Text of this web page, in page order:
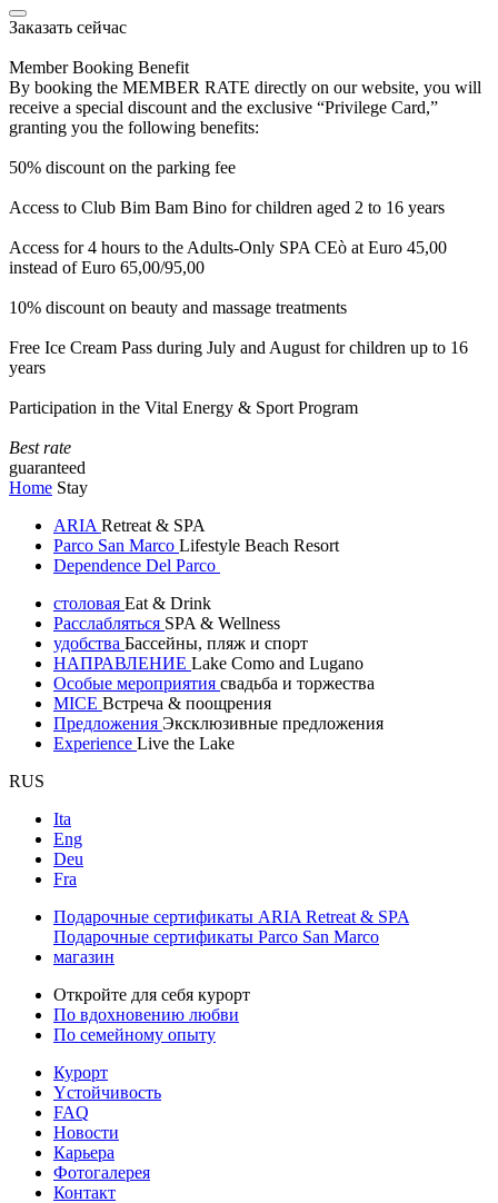
Заказать сейчас
Member Booking Benefit
By booking the MEMBER RATE directly on our website, you will
receive a special discount and the exclusive “Privilege Card,”
granting you the following benefits:
50% discount on the parking fee
Access to Club Bim Bam Bino for children aged 2 to 16 years
Access for 4 hours to the Adults-Only SPA CEò at Euro 45,00
instead of Euro 65,00/95,00
10% discount on beauty and massage treatments
Free Ice Cream Pass during July and August for children up to 16
years
Participation in the Vital Energy & Sport Program
Best rate
guaranteed
Home Stay
ARIA Retreat & SPA
Parco San Marco Lifestyle Beach Resort
Dependence Del Parco
столовая Eat & Drink
Расслабляться SPA & Wellness
удобства Бассейны, пляж и спорт
НАПРАВЛЕНИЕ Lake Como and Lugano
Особые мероприятия свадьба и торжества
MICE Встреча & поощрения
Предложения Эксклюзивные предложения
Experience Live the Lake
RUS
Ita
Eng
Deu
Fra
Подарочные сертификаты ARIA Retreat & SPA
Подарочные сертификаты Parco San Marco
магазин
Откройте для себя курорт
По вдохновению любви
По семейному опыту
Курорт
Yстойчивость
FAQ
Новости
Карьера
Фотогалерея
Контакт